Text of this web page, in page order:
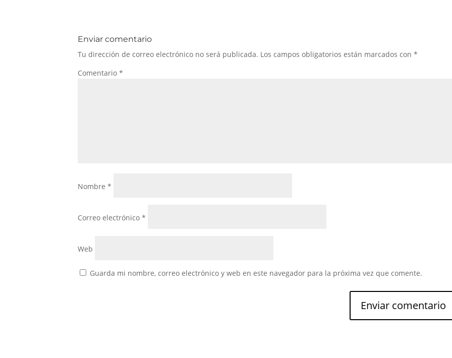
Enviar comentario
Tu dirección de correo electrónico no será publicada. Los campos obligatorios están marcados con*
Comentario*
Nombre*
Correo electrónico*
Web
Guarda mi nombre, correo electrónico y web en este navegador para la próxima vez que comente.